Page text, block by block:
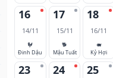
16
14/11
🐓
Đinh Dậu
17
15/11
🐕
Mậu Tuất
18
16/11
🐖
Kỷ Hợi
23 24 25